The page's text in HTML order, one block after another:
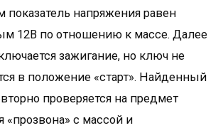
показатель напряжения равен
12В по отношению к массе. Далее
зажигание, но ключ не
в положение «старт». Найденный
проверяется на предмет
«прозвона» с массой и